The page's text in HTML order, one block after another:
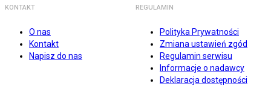
KONTAKT
O nas
Kontakt
Napisz do nas
REGULAMIN
Polityka Prywatności
Zmiana ustawień zgód
Regulamin serwisu
Informacje o nadawcy
Deklaracja dostępności